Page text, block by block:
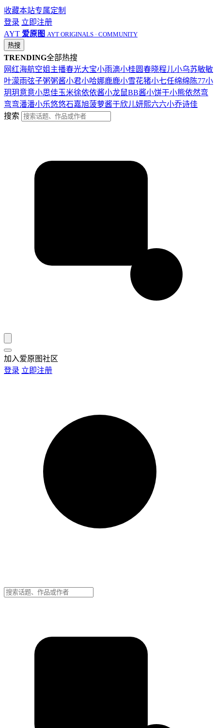
收藏本站专属定制
登录 立即注册
AYT 爱原图 AYT ORIGINALS · COMMUNITY
热搜
TRENDING全部热搜
网红海航空姐 主播春光大宝小雨滴小桂圆春晓程儿小乌苏敏敏
叶濛雨弦子粥粥酱小君小哈娜鹿鹿小雪花猪小七任绵绵 陈77小
玥玥意意小思佳玉米徐依依酱小龙鼠BB酱小饼干小熊依然弯
弯弯潘潘小乐悠悠石嘉旭菠萝酱于欣儿妍熙六六小乔诗佳
搜索
加入爱原图社区
登录 立即注册